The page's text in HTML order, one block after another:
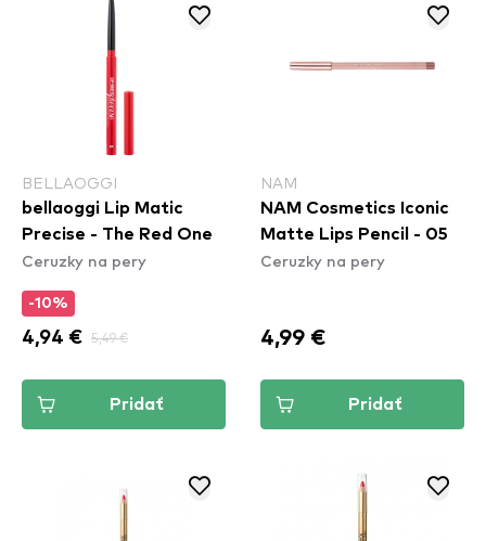
BELLAOGGI
bellaoggi Lip Matic
Precise - The Red One
Ceruzky na pery
-10%
4,94 € 5,49 €
Pridať
NAM
NAM Cosmetics Iconic
Matte Lips Pencil - 05
Ceruzky na pery
4,99 €
Pridať